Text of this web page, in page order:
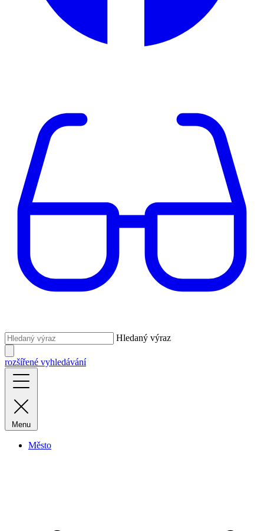
Hledaný výraz
rozšířené vyhledávání
Menu
Město